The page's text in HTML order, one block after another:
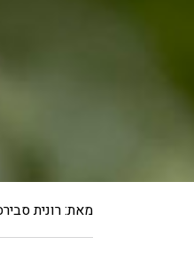
מאת: רונית